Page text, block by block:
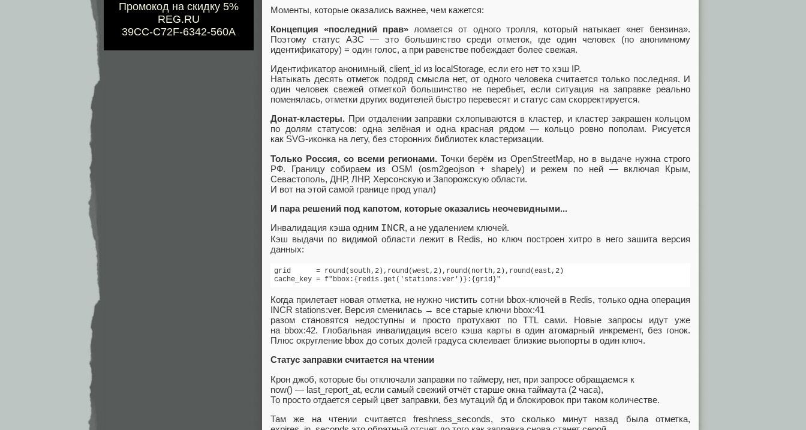
Промокод на скидку 5%
REG.RU
39CC-C72F-6342-560A
Моменты, которые оказались важнее, чем кажется:
Концепция «последний прав» ломается от одного тролля, который натыкает «нет бензина».
Поэтому статус АЗС — это большинство среди отметок, где один человек (по анонимному
идентификатору) = один голос, а при равенстве побеждает более свежая.
Идентификатор анонимный, client_id из localStorage, если его нет то хэш IP.
Натыкать десять отметок подряд смысла нет, от одного человека считается только последняя. И
один человек свежей отметкой большинство не перебьет, если ситуация на заправке реально
поменялась, отметки других водителей быстро перевесят и статус сам скорректируется.
Донат‑кластеры. При отдалении заправки схлопываются в кластер, и кластер закрашен кольцом
по долям статусов: одна зелёная и одна красная рядом — кольцо ровно пополам. Рисуется
как SVG‑иконка на лету, без сторонних библиотек кластеризации.
Только Россия, со всеми регионами. Точки берём из OpenStreetMap, но в выдаче нужна строго
РФ. Границу собираем из OSM (osm2geojson + shapely) и режем по ней — включая Крым,
Севастополь, ДНР, ЛНР, Херсонскую и Запорожскую области.
И вот на этой самой границе прод упал)
И пара решений под капотом, которые оказались неочевидными...
Инвалидация кэша одним INCR, а не удалением ключей.
Кэш выдачи по видимой области лежит в Redis, но ключ построен хитро в него зашита версия
данных:
grid      = round(south,2),round(west,2),round(north,2),round(east,2)
cache_key = f"bbox:{redis.get('stations:ver')}:{grid}"
Когда прилетает новая отметка, не нужно чистить сотни bbox‑ключей в Redis, только одна операция
INCR stations:ver. Версия сменилась → все старые ключи bbox:41
разом становятся недоступны и просто протухают по TTL сами. Новые запросы идут уже
на bbox:42. Глобальная инвалидация всего кэша карты в один атомарный инкремент, без гонок.
Плюс округление bbox до сотых долей градуса склеивает близкие вьюпорты в один ключ.
Статус заправки считается на чтении
Крон джоб, которые бы отключали заправки по таймеру, нет, при запросе обращаемся к
now() — last_report_at, если самый свежий отчёт старше окна таймаута (2 часа),
То просто отдается серый цвет заправки, без мутаций бд и блокировок при таком количестве.
Там же на чтении считается freshness_seconds, это сколько минут назад была отметка,